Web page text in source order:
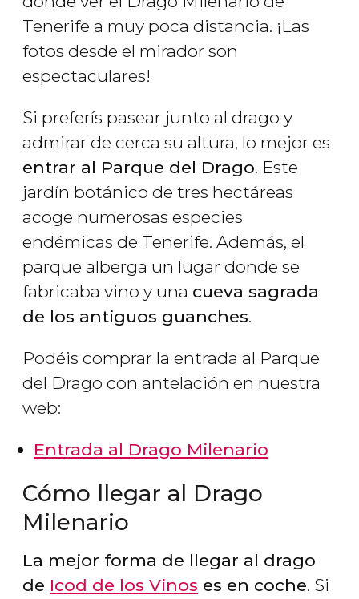
Tenerife a muy poca distancia. ¡Las
fotos desde el mirador son
espectaculares!
Si preferís pasear junto al drago y
admirar de cerca su altura, lo mejor es
entrar al Parque del Drago. Este
jardín botánico de tres hectáreas
acoge numerosas especies
endémicas de Tenerife. Además, el
parque alberga un lugar donde se
fabricaba vino y una cueva sagrada
de los antiguos guanches.
Podéis comprar la entrada al Parque
del Drago con antelación en nuestra
web:
Entrada al Drago Milenario
Cómo llegar al Drago
Milenario
La mejor forma de llegar al drago
de Icod de los Vinos es en coche. Si